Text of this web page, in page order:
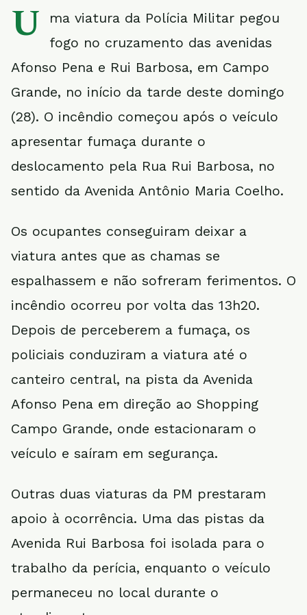
U
ma viatura da Polícia Militar pegou
fogo no cruzamento das avenidas
Afonso Pena e Rui Barbosa, em Campo
Grande, no início da tarde deste domingo
(28). O incêndio começou após o veículo
apresentar fumaça durante o
deslocamento pela Rua Rui Barbosa, no
sentido da Avenida Antônio Maria Coelho.
Os ocupantes conseguiram deixar a
viatura antes que as chamas se
espalhassem e não sofreram ferimentos. O
incêndio ocorreu por volta das 13h20.
Depois de perceberem a fumaça, os
policiais conduziram a viatura até o
canteiro central, na pista da Avenida
Afonso Pena em direção ao Shopping
Campo Grande, onde estacionaram o
veículo e saíram em segurança.
Outras duas viaturas da PM prestaram
apoio à ocorrência. Uma das pistas da
Avenida Rui Barbosa foi isolada para o
trabalho da perícia, enquanto o veículo
permaneceu no local durante o